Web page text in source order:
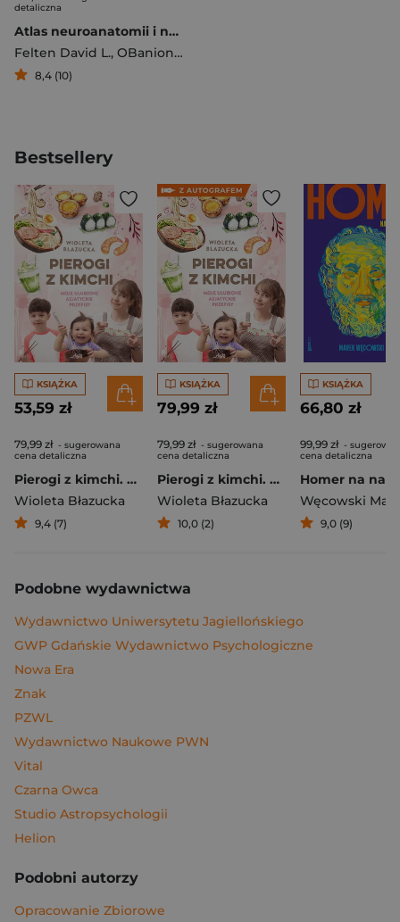
detaliczna
Atlas neuroanatomii i neurofizjologii Nettera
Felten David L., OBanion Michael K.
8,4 (10)
Bestsellery
KSIĄŻKA
53,59 zł
79,99 zł - sugerowana
cena detaliczna
Pierogi z kimchi. Moje ulubione azjatyckie przepisy
Wioleta Błazucka
9,4 (7)
KSIĄŻKA
79,99 zł
79,99 zł - sugerowana
cena detaliczna
Pierogi z kimchi. Moje ulubione azjatyckie przepisy - książka z autografem
Wioleta Błazucka
10,0 (2)
KSIĄŻKA
66,80 zł
99,99 zł -
cena detaliczna
Węcowski
9,0 (9)
Podobne wydawnictwa
Wydawnictwo Uniwersytetu Jagiellońskiego
GWP Gdańskie Wydawnictwo Psychologiczne
Nowa Era
Znak
PZWL
Wydawnictwo Naukowe PWN
Vital
Czarna Owca
Studio Astropsychologii
Helion
Podobni autorzy
Opracowanie Zbiorowe